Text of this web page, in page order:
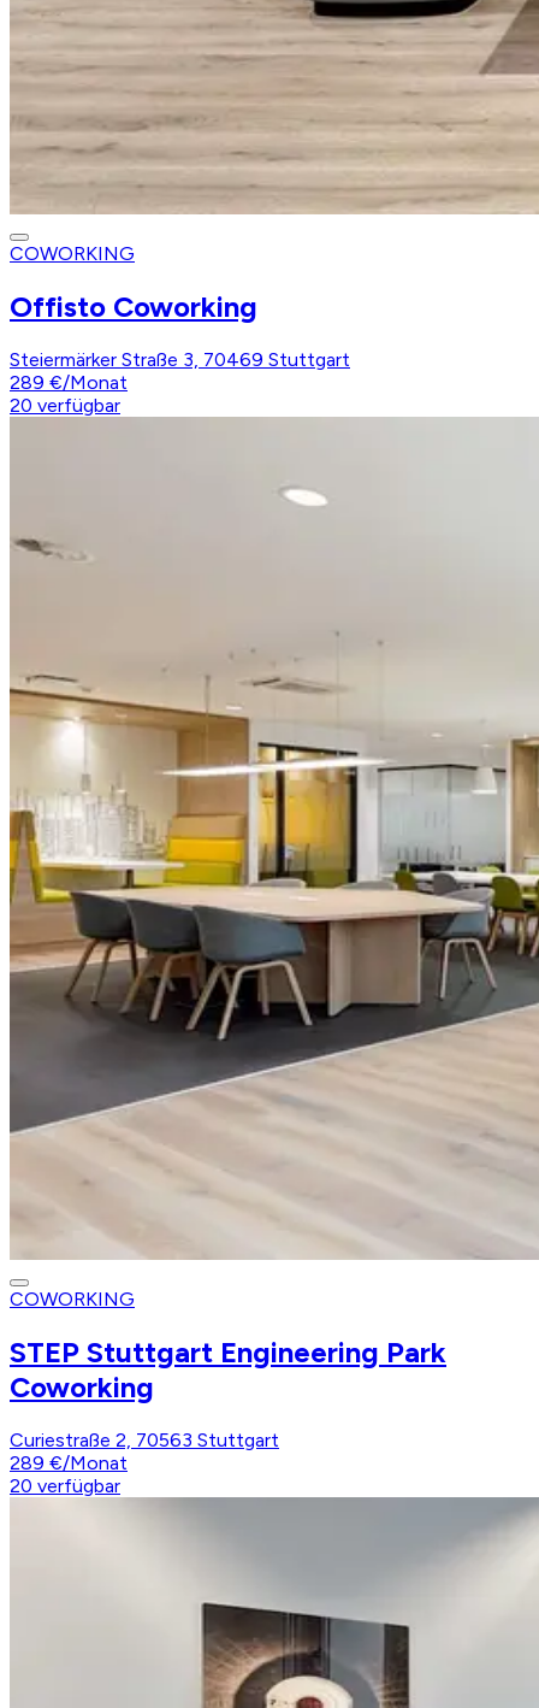
COWORKING
Offisto Coworking
Steiermärker Straße 3, 70469 Stuttgart
289 €/Monat
20 verfügbar
COWORKING
STEP Stuttgart Engineering Park
Coworking
Curiestraße 2, 70563 Stuttgart
289 €/Monat
20 verfügbar